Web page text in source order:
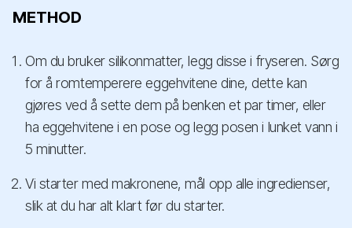
METHOD
Om du bruker silikonmatter, legg disse i fryseren. Sørg
for å romtemperere eggehvitene dine, dette kan
gjøres ved å sette dem på benken et par timer, eller
ha eggehvitene i en pose og legg posen i lunket vann i
5 minutter.
Vi starter med makronene, mål opp alle ingredienser,
slik at du har alt klart før du starter.